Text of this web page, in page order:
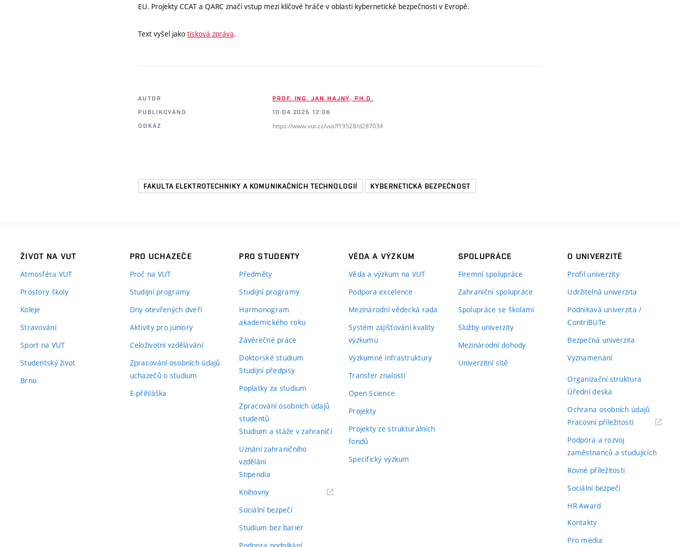
EU. Projekty CCAT a QARC značí vstup mezi klíčové hráče v oblasti kybernetické bezpečnosti v Evropě.
Text vyšel jako tisková zpráva.
AUTOR
PROF. ING. JAN HAJNÝ, PH.D.
PUBLIKOVÁNO
10.04.2025 12:06
ODKAZ
https://www.vut.cz/vut/f19528/d287034
FAKULTA ELEKTROTECHNIKY A KOMUNIKAČNÍCH TECHNOLOGIÍ KYBERNETICKÁ BEZPEČNOST
ŽIVOT NA VUT
Atmosféra VUT
Prostory školy
Koleje
Stravování
Sport na VUT
Studentský život
Brno
PRO UCHAZEČE
Proč na VUT
Studijní programy
Dny otevřených dveří
Aktivity pro juniory
Celoživotní vzdělávání
Zpracování osobních údajů
uchazečů o studium
E-přihláška
PRO STUDENTY
Předměty
Studijní programy
Harmonogram
akademického roku
Závěrečné práce
Doktorské studium
Studijní předpisy
Poplatky za studium
Zpracování osobních údajů
studentů
Studium a stáže v zahraničí
Uznání zahraničního
vzdělání
Stipendia
Knihovny(externí
Sociální bezpečí
Studium bez bariér
VĚDA A VÝZKUM
Věda a výzkum na VUT
Podpora excelence
Mezinárodní vědecká rada
Systém zajišťování kvality
výzkumu
Výzkumné infrastruktury
Transfer znalostí
Open Science
Projekty
Projekty ze strukturálních
fondů
Specifický výzkum
SPOLUPRÁCE
Firemní spolupráce
Zahraniční spolupráce
Spolupráce se školami
Služby univerzity
Mezinárodní dohody
Univerzitní sítě
O UNIVERZITĚ
Profil univerzity
Udržitelná univerzita
Podnikavá univerzita /
ContriBUTe
Bezpečná univerzita
Vyznamenání
Organizační struktura
Úřední deska
Ochrana osobních údajů
Pracovní příležitosti(externí
Podpora a rozvoj
zaměstnanců a studujících
Rovné příležitosti
Sociální bezpečí
HR Award
Kontakty
Pro média